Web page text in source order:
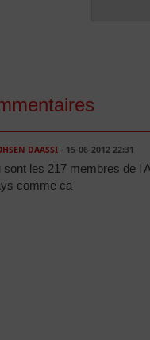
DAASSI- 15-06-2012 22:31
sont les 217 membres de l
comme ca